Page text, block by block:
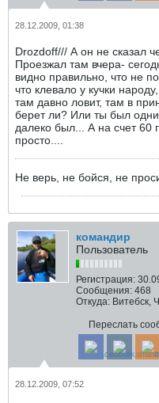
28.12.2009, 01:38
Drozdoff/// А он не сказал
Проезжал там вчера-
видно правильно, что не
что клевало у кучки
там давно ловит, там в
берет ли? Или ты был
далеко был... А на счет 60
просто....
Не верь, не бойся, не
командир
Пользователь
Регистрация:
Сообщения: 468
Откуда: Витебск,
Переслать
28.12.2009, 07:52